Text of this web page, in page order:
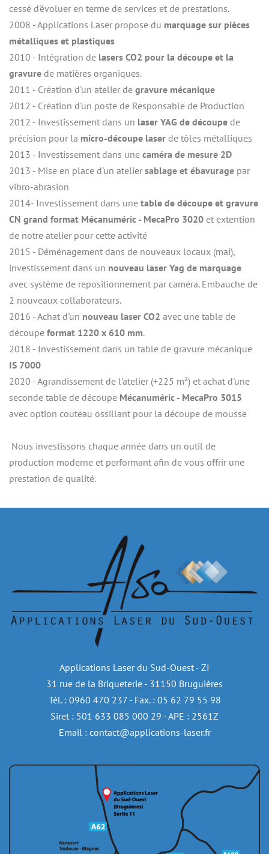
cessé d'évoluer en terme de services et de prestations.
2008 - Applications Laser propose du marquage sur pièces
métalliques et plastiques
2010 - Intégration de lasers CO2 pour la découpe et la
gravure de matières organiques.
2011 - Création d'un atelier de gravure mécanique
2012 - Création d'un poste de Responsable de Production
2012 - Investissement dans un laser YAG de découpe de
précision pour la micro-découpe laser de tôles métalliques
2013 - Investissement dans une caméra de mesure 2D
2013 - Mise en place d'un atelier sablage et ébavurage par
vibro-abrasion
2014- Investissement dans une table de découpe et gravure
CN grand format Mécanuméric - MecaPro 3020 et extention
de notre atelier pour cette activité
2015 - Déménagement dans de nouveaux locaux (mai),
investissement dans un nouveau laser Yag de marquage
avec système de repositionnement par caméra. Embauche de
2 nouveaux collaborateurs.
2016 - Achat d'un nouveau laser CO2 avec une table de
découpe format 1220 x 610 mm.
2018 - Investissement dans un table de gravure mécanique
IS 7000
2020 - Agrandissement de l'atelier (+225 m²) et achat d'une
seconde table de découpe Mécanuméric - MecaPro 3015
avec option couteau ossillant pour la découpe de mousse
Nous investissons chaque année dans un outil de
production moderne et performant afin de vous offrir une
prestation de qualité.
Applications Laser du Sud-Ouest - ZI
31 rue de la Briqueterie - 31150 Bruguières
Tél. : 0960 470 237 - Fax. : 05 62 79 55 98
Siret : 501 633 085 000 29 - APE : 2561Z
Email : contact@applications-laser.fr